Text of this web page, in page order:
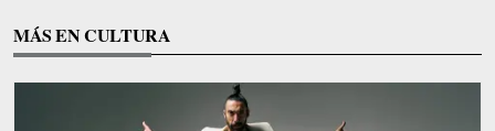
MÁS EN CULTURA